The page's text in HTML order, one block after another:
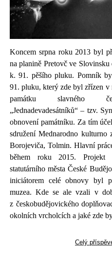
Koncem srpna roku 2013 byl
na planině Pretovč ve
k. 91. pěšího pluku. Pomník
91. pluku, který zde byl zřízen v
památku slavného
„Jednadevadesátníků“ – tzv.
obnovení památníku. Za tím
sdružení Mednarodno kulturno
Borojeviča, Tolmin. Hlavní
během roku 2015. Projekt
statutárního města České
iniciátorem celé obnovy byl
muzea. Kde se ale vzali v
z českobudějovického
okolních vrcholcích a jaké zde
Celý